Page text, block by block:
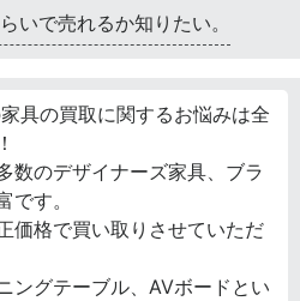
いで売れるか知りたい。
具の買取に関するお悩みは全
数のデザイナーズ家具、ブラ
です。
価格で買い取りさせていただ
ングテーブル、AVボードとい